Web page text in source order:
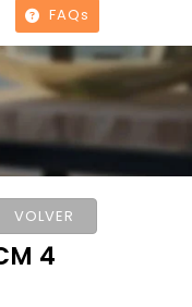
FAQs
VOLVER
4